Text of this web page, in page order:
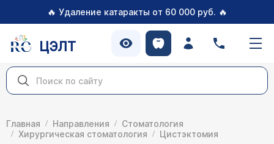
🔥 Удаление катаракты от 60 000 руб. 🔥
ЦЭЛТ
Главная Направления
Стоматология
Хирургическая стоматология
Цистэктомия